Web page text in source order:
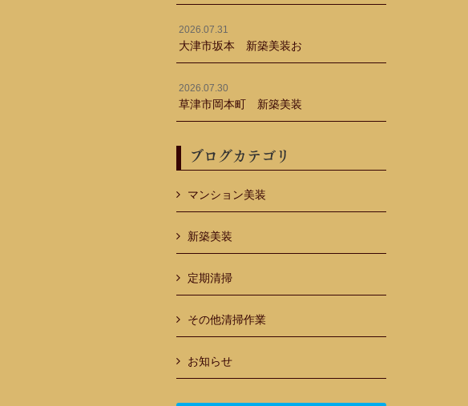
2026.07.31
大津市坂本 新築美装お
2026.07.30
草津市岡本町 新築美装
ブログカテゴリ
マンション美装
新築美装
定期清掃
その他清掃作業
お知らせ